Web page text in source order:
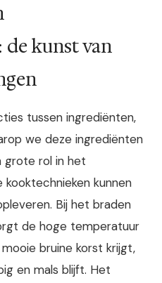
kunst van
tussen ingrediënten,
we deze ingrediënten
grote rol in het
kooktechnieken kunnen
Bij het braden
de hoge temperatuur
bruine korst krijgt,
en mals blijft. Het